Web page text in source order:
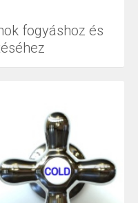
fogyáshoz és